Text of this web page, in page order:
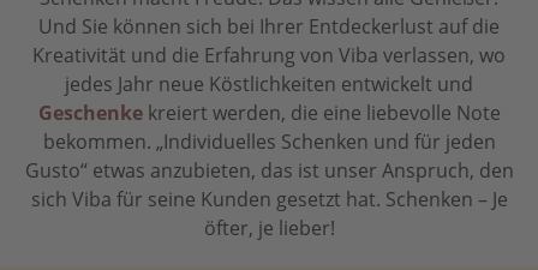
Und Sie können sich bei Ihrer Entdeckerlust auf die
Kreativität und die Erfahrung von Viba verlassen, wo
jedes Jahr neue Köstlichkeiten entwickelt und
Geschenkekreiert werden, die eine liebevolle Note
bekommen. „Individuelles Schenken und für jeden
Gusto“ etwas anzubieten, das ist unser Anspruch, den
sich Viba für seine Kunden gesetzt hat. Schenken – Je
öfter, je lieber!